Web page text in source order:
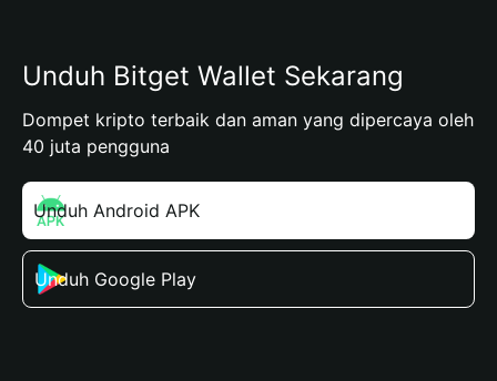
Unduh Bitget Wallet Sekarang
Dompet kripto terbaik dan aman yang dipercaya oleh
40 juta pengguna
Unduh Android APK
Unduh Google Play